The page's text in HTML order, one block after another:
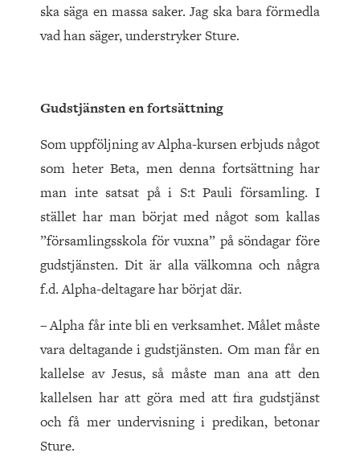
ska säga en massa saker. Jag ska bara förmedla
vad han säger, understryker Sture.
Gudstjänsten en fortsättning
Som uppföljning av Alpha-kursen erbjuds något
som heter Beta, men denna fortsättning har
man inte satsat på i S:t Pauli församling. I
stället har man börjat med något som kallas
”församlingsskola för vuxna” på söndagar före
gudstjänsten. Dit är alla välkomna och några
f.d. Alpha-deltagare har börjat där.
– Alpha får inte bli en verksamhet. Målet måste
vara deltagande i gudstjänsten. Om man får en
kallelse av Jesus, så måste man ana att den
kallelsen har att göra med att fira gudstjänst
och få mer undervisning i predikan, betonar
Sture.